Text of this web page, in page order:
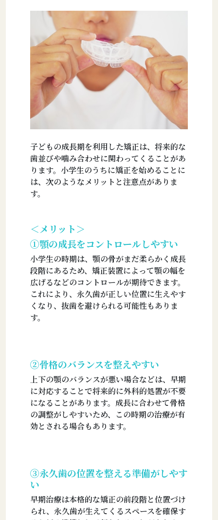
子どもの成長期を利用した矯正は、将来的な
歯並びや噛み合わせに関わってくることがあ
ります。小学生のうちに矯正を始めることに
は、次のようなメリットと注意点がありま
す。
＜メリット＞
①顎の成長をコントロールしやすい
小学生の時期は、顎の骨がまだ柔らかく成長
段階にあるため、矯正装置によって顎の幅を
広げるなどのコントロールが期待できます。
これにより、永久歯が正しい位置に生えやす
くなり、抜歯を避けられる可能性もありま
す。
②骨格のバランスを整えやすい
上下の顎のバランスが悪い場合などは、早期
に対応することで将来的に外科的処置が不要
になることがあります。成長に合わせて骨格
の調整がしやすいため、この時期の治療が有
効とされる場合もあります。
➂永久歯の位置を整える準備がしやす
い
早期治療は本格的な矯正の前段階と位置づけ
られ、永久歯が生えてくるスペースを確保す